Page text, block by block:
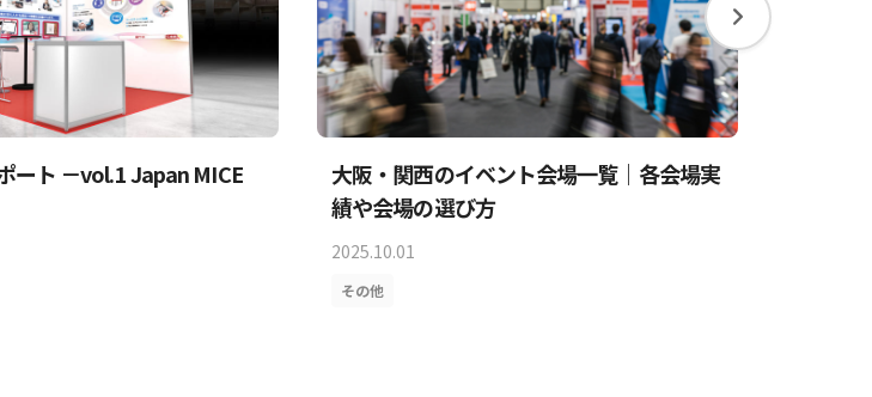
ート －vol.1 Japan MICE
大阪・関西のイベント会場一覧｜各会場実
績や会場の選び方
2025.10.01
その他